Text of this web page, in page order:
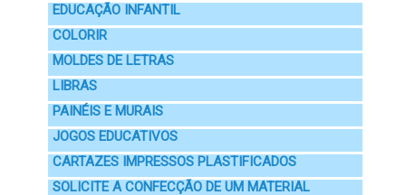
EDUCAÇÃO INFANTIL
COLORIR
MOLDES DE LETRAS
LIBRAS
PAINÉIS E MURAIS
JOGOS EDUCATIVOS
CARTAZES IMPRESSOS PLASTIFICADOS
SOLICITE A CONFECÇÃO DE UM MATERIAL